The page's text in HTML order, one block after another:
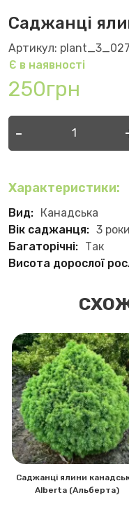
Саджанці
Артикул: plant_3_027
Є в наявності
250грн
-
Характеристики:
Вид: Канадська
Вік саджанця: 3 роки
Багаторічні: Так
Висота дорослої
Саджанці ялини
Alberta (Альберта)